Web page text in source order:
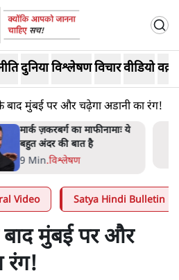
दुनियाविश्लेषणविचारवीडियो
के बाद मुंबई पर और चढ़ेगा अडानी का रंग!
मार्क ज़करबर्ग का माफीनामाः ये
बहुत अंदर की बात है
9 Min.विश्लेषण
Video Satya Hindi Bulletin
बाद मुंबई पर और
रंग!